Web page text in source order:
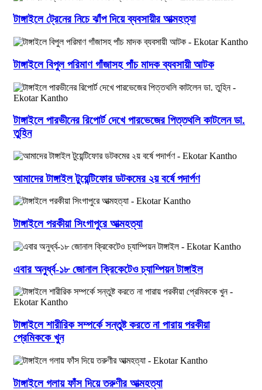
টাঙ্গাইলে ট্রেনের নিচে ঝাঁপ দিয়ে ব্যবসায়ীর আত্মহত্যা
টাঙ্গাইলে বিপুল পরিমাণ গাঁজাসহ পাঁচ মাদক ব্যবসায়ী আটক
টাঙ্গাইলে পারভীনের রিপোর্ট দেখে পারভেজের পিত্তথলি কাটলেন ডা.
তুহিন
আমাদের টাঙ্গাইল টুয়েন্টিফোর ডটকমের ২য় বর্ষে পদার্পণ
টাঙ্গাইলে পরকীয়া সিংগাপুরে আত্মহত্যা
এবার অনুর্ধ্ব-১৮ জোনাল ক্রিকেটেও চ্যাম্পিয়ন টাঙ্গাইল
টাঙ্গাইলে শারীরিক সম্পর্কে সন্তুষ্ট করতে না পারায় পরকীয়া
প্রেমিককে খুন
টাঙ্গাইলে গলায় ফাঁস দিয়ে তরুণীর আত্মহত্যা